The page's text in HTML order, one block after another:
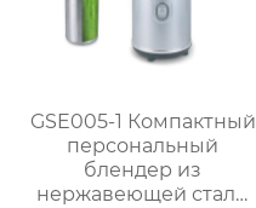
GSE005-1 Компактный
персональный
блендер из
нержавеющей стали